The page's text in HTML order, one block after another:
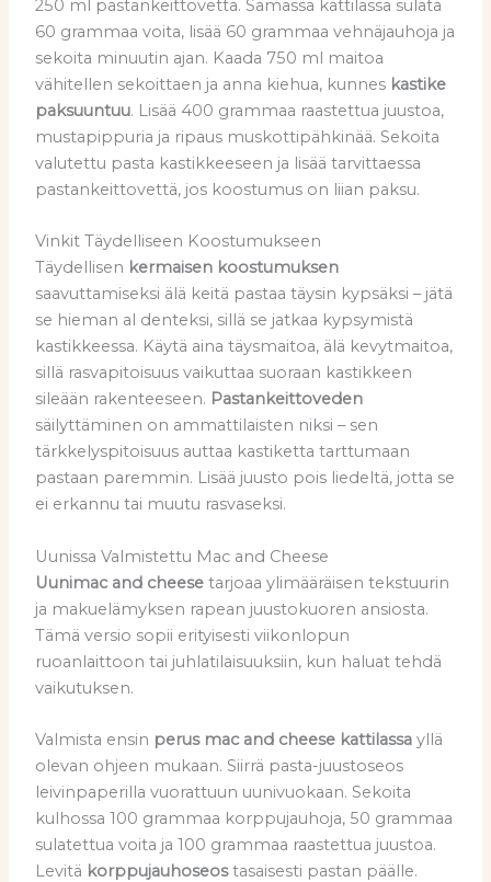
250 ml pastankeittovettä. Samassa kattilassa sulata
60 grammaa voita, lisää 60 grammaa vehnäjauhoja ja
sekoita minuutin ajan. Kaada 750 ml maitoa
vähitellen sekoittaen ja anna kiehua, kunnes kastike
paksuuntuu. Lisää 400 grammaa raastettua juustoa,
mustapippuria ja ripaus muskottipähkinää. Sekoita
valutettu pasta kastikkeeseen ja lisää tarvittaessa
pastankeittovettä, jos koostumus on liian paksu.
Vinkit Täydelliseen Koostumukseen
Täydellisen kermaisen koostumuksen
saavuttamiseksi älä keitä pastaa täysin kypsäksi – jätä
se hieman al denteksi, sillä se jatkaa kypsymistä
kastikkeessa. Käytä aina täysmaitoa, älä kevytmaitoa,
sillä rasvapitoisuus vaikuttaa suoraan kastikkeen
sileään rakenteeseen. Pastankeittoveden
säilyttäminen on ammattilaisten niksi – sen
tärkkelyspitoisuus auttaa kastiketta tarttumaan
pastaan paremmin. Lisää juusto pois liedeltä, jotta se
ei erkannu tai muutu rasvaseksi.
Uunissa Valmistettu Mac and Cheese
Uunimac and cheesetarjoaa ylimääräisen tekstuurin
ja makuelämyksen rapean juustokuoren ansiosta.
Tämä versio sopii erityisesti viikonlopun
ruoanlaittoon tai juhlatilaisuuksiin, kun haluat tehdä
vaikutuksen.
Valmista ensin perus mac and cheese kattilassayllä
olevan ohjeen mukaan. Siirrä pasta-juustoseos
leivinpaperilla vuorattuun uunivuokaan. Sekoita
kulhossa 100 grammaa korppujauhoja, 50 grammaa
sulatettua voita ja 100 grammaa raastettua juustoa.
Levitä korppujauhoseostasaisesti pastan päälle.